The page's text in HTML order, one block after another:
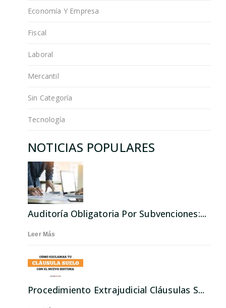
Economía Y Empresa
Fiscal
Laboral
Mercantil
Sin Categoría
Tecnología
NOTICIAS POPULARES
Auditoría Obligatoria Por Subvenciones:...
Leer Más
Procedimiento Extrajudicial Cláusulas S...